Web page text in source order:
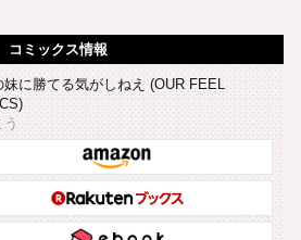
コミックス情報
妹に勝てる気がしねえ (OUR FEEL